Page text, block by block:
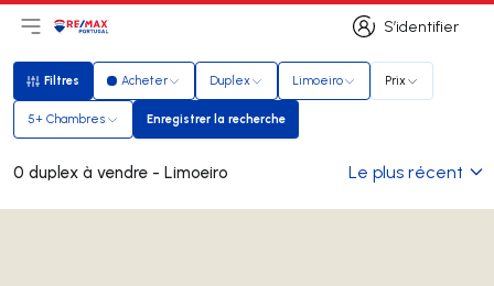
S’identifier
S’identifier
Ouvrir le menu principal
LogoAller à la page d’accueil
Filtres
Filtres Acheter Duplex Limoeiro Prix
5+ Chambres Enregistrer la recherche
Enregistrer la recherche
0 duplex à vendre - Limoeiro Le plus récent